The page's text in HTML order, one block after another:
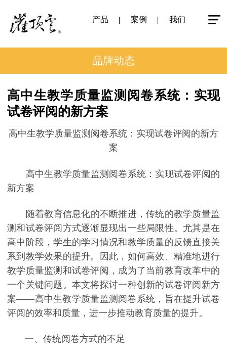
产品 案例 我们
品牌动态
高中生教学质量监测阅卷系统：实现
试卷评阅的新方案
高中生教学质量监测阅卷系统：实现试卷评阅的新方
案
高中生教学质量监测阅卷系统：实现试卷评阅的
新方案
随着教育信息化的不断推进，传统的教学质量监
测和试卷评阅方式逐渐显现出一些局限性。尤其是在
高中阶段，学生的学习情况和教学质量的反馈直接关
系到教学效果的提升。因此，如何高效、精准地进行
教学质量监测和试卷评阅，成为了当前教育改革中的
一个关键问题。本文将探讨一种创新的试卷评阅新方
案——高中生教学质量监测阅卷系统，旨在提升试卷
评阅的效率和质量，进一步推动教育质量的提升。
一、传统阅卷方式的不足